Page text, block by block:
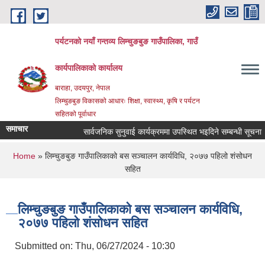
Skip to main content
पर्यटनको नयाँ गन्तव्य लिम्चुङबुङ गाउँपालिका, गाउँ
कार्यपालिकाको कार्यालय
बाराहा, उदयपुर, नेपाल
लिम्चुङबुङ विकासको आधारः शिक्षा, स्वास्थ्य, कृषि र पर्यटन
सहितको पूर्वाधार
समाचार सार्वजनिक सुनुवाई कार्यक्रममा उपस्थित भइदिने सम्बन्धी सूचना ।
You are here
Home » लिम्चुङबुङ गाउँपालिकाको बस सञ्चालन कार्यविधि, २०७७ पहिलो शंसोधन
सहित
लिम्चुङबुङ गाउँपालिकाको बस सञ्चालन कार्यविधि,
२०७७ पहिलो शंसोधन सहित
Submitted on: Thu, 06/27/2024 - 10:30